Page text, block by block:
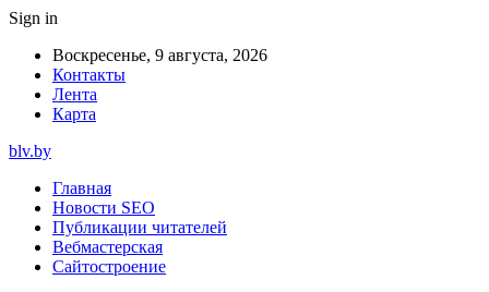
Sign in
Воскресенье, 9 августа, 2026
Контакты
Лента
Карта
blv.by
Главная
Новости SEO
Публикации читателей
Вебмастерская
Сайтостроение